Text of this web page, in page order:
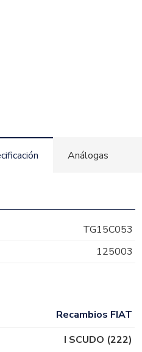
Análogas
TG15C053
125003
Recambios FIAT
I SCUDO (222)